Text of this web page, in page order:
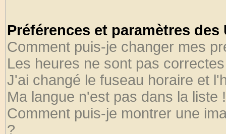
Préférences et paramètres
Comment puis-je changer mes
Les heures ne sont pas
J'ai changé le fuseau horaire et
Ma langue n'est pas dans la liste !
Comment puis-je montrer une
?